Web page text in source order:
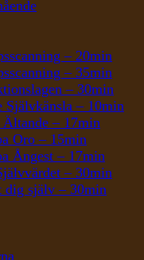
– 20min
– 35min
– 30min
Självkänsla – 10min
– 17min
Oro – 15min
Ångest – 17min
– 30min
dig själv – 30min